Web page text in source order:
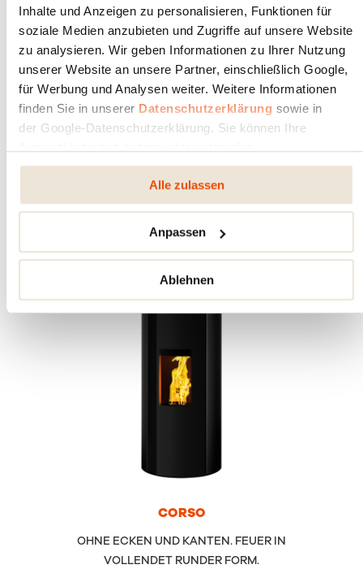
Inhalte und Anzeigen zu personalisieren, Funktionen für
soziale Medien anzubieten und Zugriffe auf unsere Website
zu analysieren. Wir geben Informationen zu Ihrer Nutzung
unserer Website an unsere Partner, einschließlich Google,
für Werbung und Analysen weiter. Weitere Informationen
finden Sie in unserer Datenschutzerklärung sowie in
der Google-Datenschutzerklärung. Sie können Ihre
Alle zulassen
Anpassen
Ablehnen
COMOII
ZEITLOS UND MODERN. DER NATURSTEIN
SCHAFFT KONTRASTE.
COR­SO
OHNE ECKEN UND KANTEN. FEUER IN
VOLLENDET RUNDER FORM.